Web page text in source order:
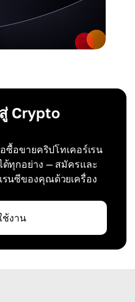
Crypto
ซื้อขายคริปโทเคอร์เรน
ทุกอย่าง — สมัครและ
รนซีของคุณด้วยเครื่อง
ช้งาน